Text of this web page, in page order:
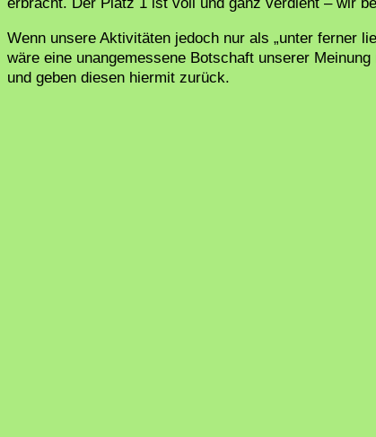
Wenn unsere Aktivitäten jedoch nur als „unter ferner
wäre eine unangemessene Botschaft unserer
und geben diesen hiermit zurück.